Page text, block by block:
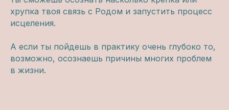
хрупка твоя связь с Родом и запустить процесс
исцеления.
А если ты пойдешь в практику очень глубоко то,
возможно, осознаешь причины многих проблем
в жизни.
«Просто начни»
Марафон по медитации «Легкий старт»